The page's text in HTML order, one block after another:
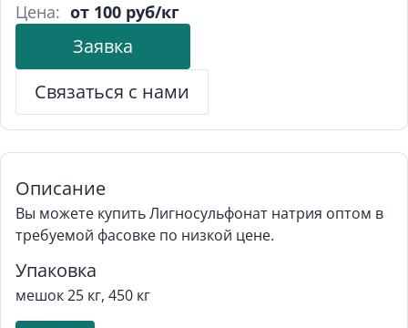
Цена: от 100 руб/кг
Заявка
Связаться с нами
Описание
Вы можете купить Лигносульфонат натрия оптом в
требуемой фасовке по низкой цене.
Упаковка
мешок 25 кг, 450 кг